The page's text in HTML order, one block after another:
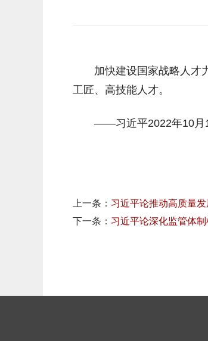
加快建设国家战略人才
工匠、高技能人才。
——习近平2022年10月
上一条： 习近平论推动高质量发
下一条： 习近平论深化监管体